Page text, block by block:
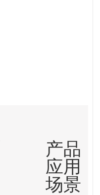
产品
应用
场景